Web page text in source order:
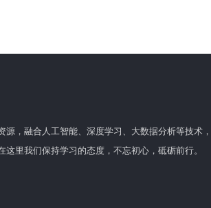
源，融合人工智能、深度学习、大数据分析等技术
这里我们保持学习的态度，不忘初心，砥砺前行。